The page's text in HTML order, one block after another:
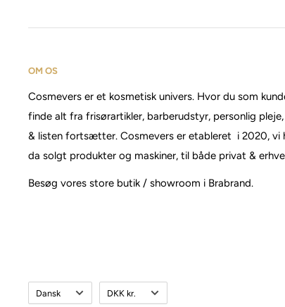
OM OS
Cosmevers er et kosmetisk univers. Hvor du som
finde alt fra frisørartikler, barberudstyr, personlig
& listen fortsætter. Cosmevers er etableret i 2020, vi
da solgt produkter og maskiner, til både privat &
Besøg vores store butik / showroom i Brabrand.
Sprog
Dansk Valuta
DKK kr.